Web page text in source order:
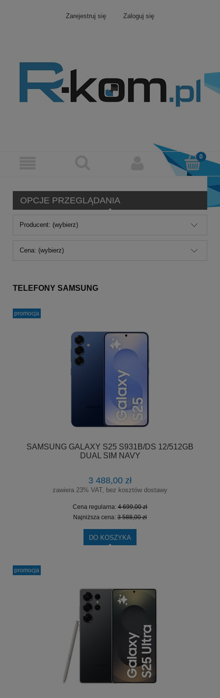
Zarejestruj się Zaloguj się
OPCJE PRZEGLĄDANIA
Producent: (wybierz)
Cena: (wybierz)
TELEFONY SAMSUNG
SAMSUNG GALAXY S25 S931B/DS 12/512GB
DUAL SIM NAVY
3 488,00 zł
zawiera 23% VAT, bez kosztów dostawy
Cena regularna: 4 699,00 zł
Najniższa cena: 3 588,00 zł
DO KOSZYKA
promocja
promocja